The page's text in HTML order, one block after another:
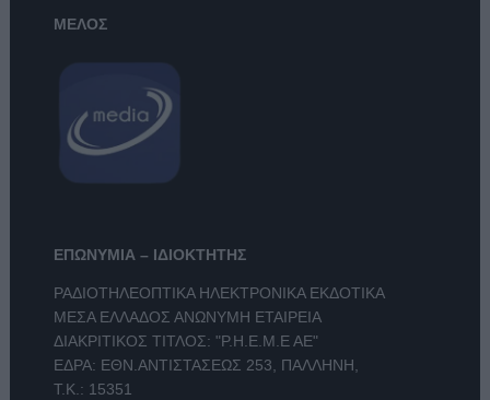
ΜΕΛΟΣ
ΕΠΩΝΥΜΙΑ – ΙΔΙΟΚΤΗΤΗΣ
ΡΑΔΙΟΤΗΛΕΟΠΤΙΚΑ ΗΛΕΚΤΡΟΝΙΚΑ ΕΚΔΟΤΙΚΑ
ΜΕΣΑ ΕΛΛΑΔΟΣ ΑΝΩΝΥΜΗ ΕΤΑΙΡΕΙΑ
ΔΙΑΚΡΙΤΙΚΟΣ ΤΙΤΛΟΣ: "Ρ.Η.Ε.Μ.Ε ΑΕ"
ΕΔΡΑ: ΕΘΝ.ΑΝΤΙΣΤΑΣΕΩΣ 253, ΠΑΛΛΗΝΗ,
Τ.Κ.: 15351